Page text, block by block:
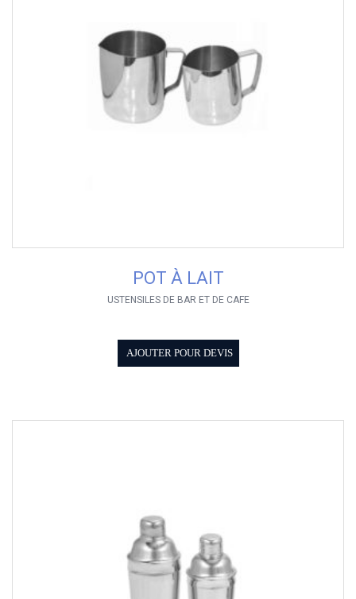
POT À LAIT
USTENSILES DE BAR ET DE CAFE
AJOUTER POUR DEVIS